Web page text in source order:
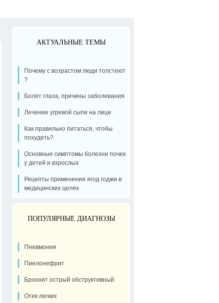
АКТУАЛЬНЫЕ ТЕМЫ
Почему с возрастом люди толстеют
?
Болят глаза, причины заболевания
Лечение угревой сыпи на лице
Как правильно питаться, чтобы
похудеть?
Основные симптомы болезни почек
у детей и взрослых
Рецепты применения ягод годжи в
медицинских целях
ПОПУЛЯРНЫЕ ДИАГНОЗЫ
Пневмония
Пиелонефрит
Бронхит острый обструктивный
Отек легких